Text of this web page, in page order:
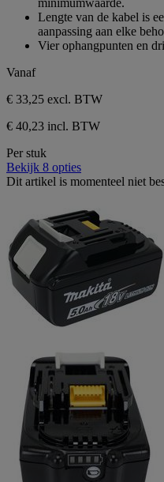
sterren.
beoordelingen
minimumwaarde.
Lengte van de kabel is
aanpassing aan elke
Vier ophangpunten en
Vanaf
€ 33,25 excl. BTW
€ 40,23 incl. BTW
Per stuk
Bekijk 8 opties
Dit artikel is momenteel niet